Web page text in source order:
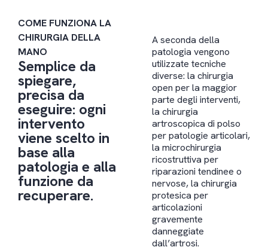
COME FUNZIONA LA
CHIRURGIA DELLA
MANO
Semplice da
spiegare,
precisa da
eseguire: ogni
intervento
viene scelto in
base alla
patologia e alla
funzione da
recuperare.
A seconda della
patologia vengono
utilizzate tecniche
diverse: la chirurgia
open per la maggior
parte degli interventi,
la chirurgia
artroscopica di polso
per patologie articolari,
la microchirurgia
ricostruttiva per
riparazioni tendinee o
nervose, la chirurgia
protesica per
articolazioni
gravemente
danneggiate
dall’artrosi.